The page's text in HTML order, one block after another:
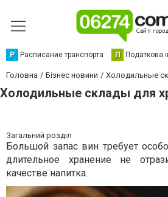
Р Расписание транспорта П Податкова
Головна Бізнес новини Холодильные
Холодильные склады для
Загальний розділ
Большой запас вин требует
длительное хранение не
качестве напитка.